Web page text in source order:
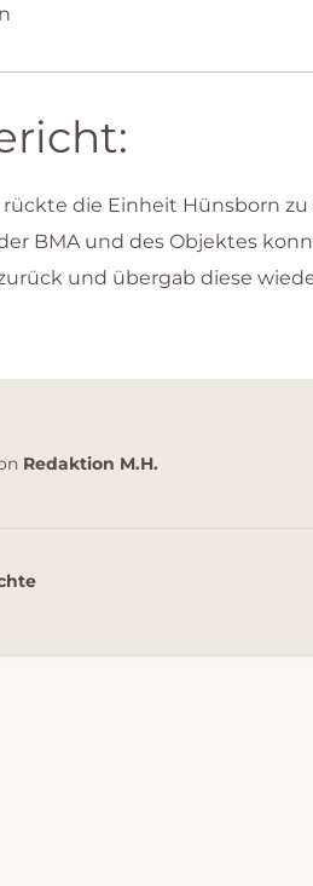
die Einheit Hünsborn
BMA und des Objektes
und übergab diese
Redaktion M.H.